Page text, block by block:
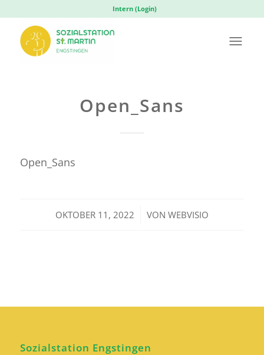
Intern (Login)
Open_Sans
Open_Sans
OKTOBER 11, 2022
/ VON WEBVISIO
Sozialstation Engstingen